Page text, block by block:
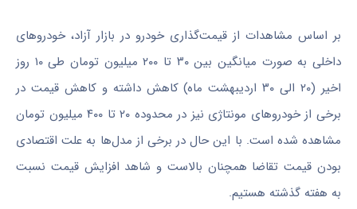
بر اساس مشاهدات از قیمت‌گذاری خودرو در بازار آزاد، خودروهای
داخلی به صورت میانگین بین ۳۰ تا ۲۰۰ میلیون تومان طی ۱۰ روز
اخیر (۲۰ الی ۳۰ اردیبهشت ماه) کاهش داشته و کاهش قیمت در
برخی از خودروهای مونتاژی نیز در محدوده ۲۰ تا ۴۰۰ میلیون تومان
مشاهده شده است. با این حال در برخی از مدل‌ها به علت اقتصادی
بودن قیمت تقاضا همچنان بالاست و شاهد افزایش قیمت نسبت
به هفته گذشته هستیم.